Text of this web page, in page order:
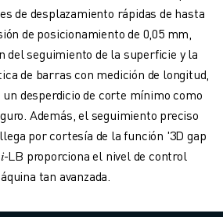
de desplazamiento rápidas de hasta
de posicionamiento de 0,05 mm,
del seguimiento de la superficie y la
de barras con medición de longitud,
desperdicio de corte mínimo como
Además, el seguimiento preciso
por cortesía de la función '3D gap
LB proporciona el nivel de control
tan avanzada.